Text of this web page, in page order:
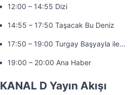
12:00 – 14:55 Dizi
14:55 – 17:50 Taşacak Bu Deniz
17:50 – 19:00 Turgay Başyayla ile…
19:00 – 20:00 Ana Haber
KANAL D Yayın Akışı